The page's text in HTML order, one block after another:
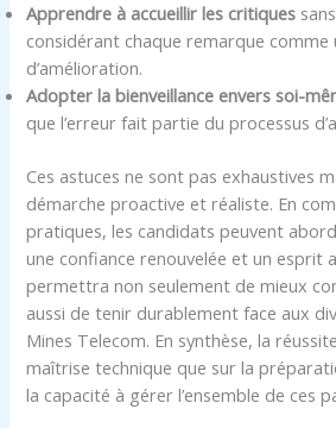
Apprendre à accueillir les critiques
considérant chaque remarque
d’amélioration.
Adopter la bienveillance envers soi-
que l’erreur fait partie du processus
Ces astuces ne sont pas exhaustives
démarche proactive et réaliste. En
pratiques, les candidats peuvent
une confiance renouvelée et un esprit
permettra non seulement de mieux
aussi de tenir durablement face aux
Mines Telecom. En synthèse, la
maîtrise technique que sur la
la capacité à gérer l’ensemble de ces